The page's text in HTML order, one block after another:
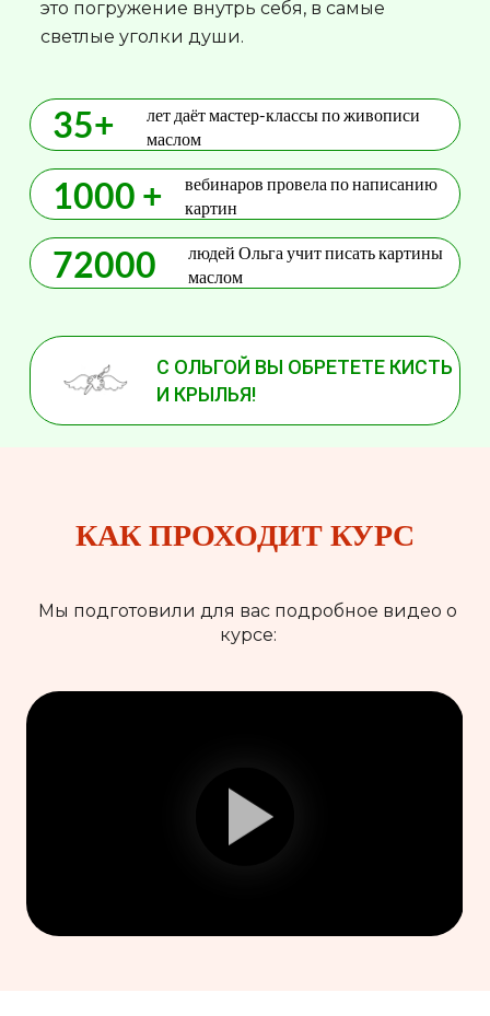
это погружение внутрь себя, в самые
светлые уголки души.
35+
лет даёт мастер-классы по живописи
маслом
1000 +
вебинаров провела по написанию
картин
72000
людей Ольга учит писать картины
маслом
С ОЛЬГОЙ ВЫ ОБРЕТЕТЕ КИСТЬ
И КРЫЛЬЯ!
КАК ПРОХОДИТ КУРС
Мы подготовили для вас подробное видео о
курсе: